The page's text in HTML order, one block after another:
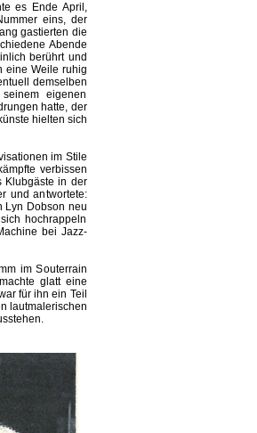
es Ende April,
eins, der
gastierten die
Abende
berührt und
eine Weile ruhig
demselben
eigenen
hatte, der
hielten sich
im Stile
verbissen
Klubgäste in der
und antwortete:
Lyn Dobson neu
hochrappeln
bei Jazz-
im Souterrain
glatt eine
für ihn ein Teil
lautmalerischen